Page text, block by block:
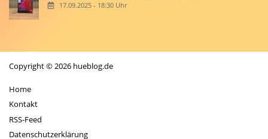
17.09.2025 - 18:30 Uhr
Copyright © 2026 hueblog.de
Home
Kontakt
RSS-Feed
Datenschutzerklärung